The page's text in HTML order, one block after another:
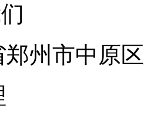
州市中原